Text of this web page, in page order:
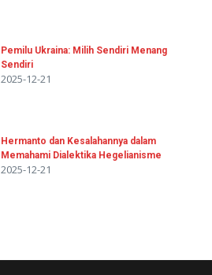
Pemilu Ukraina: Milih Sendiri Menang
Sendiri
2025-12-21
Hermanto dan Kesalahannya dalam
Memahami Dialektika Hegelianisme
2025-12-21